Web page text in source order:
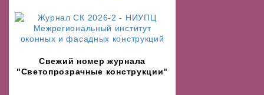
Свежий номер журнала
"Светопрозрачные конструкции"